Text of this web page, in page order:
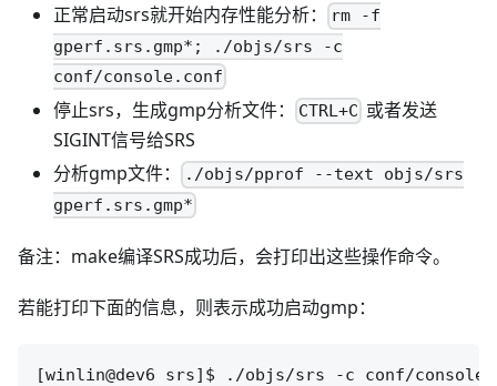
正常启动srs就开始内存性能分析：
rm -f
gperf.srs.gmp*; ./objs/srs -c
conf/console.conf
停止srs，生成gmp分析文件： CTRL+C 或者发送
SIGINT信号给SRS
分析gmp文件：
./objs/pprof --text objs/srs
gperf.srs.gmp*
备注：make编译SRS成功后，会打印出这些操作命令。
若能打印下面的信息，则表示成功启动gmp：
[winlin@dev6 srs]$ ./objs/srs -c conf/